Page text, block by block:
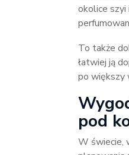
okolice szyi
To także
łatwiej ją
po większy
pod
W świecie,